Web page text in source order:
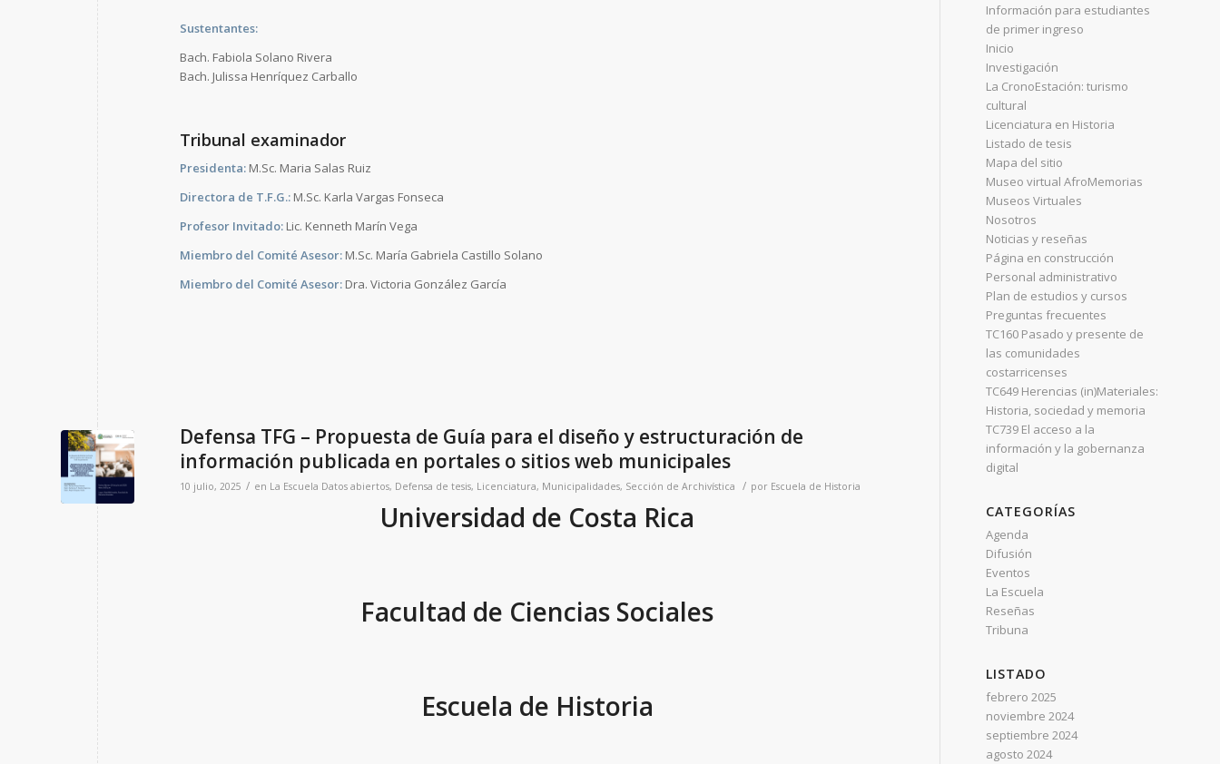
Sustentantes:
Bach. Fabiola Solano Rivera
Bach. Julissa Henríquez Carballo
Tribunal examinador
Presidenta: M.Sc. Maria Salas Ruiz
Directora de T.F.G.: M.Sc. Karla Vargas Fonseca
Profesor Invitado: Lic. Kenneth Marín Vega
Miembro del Comité Asesor: M.Sc. María Gabriela Castillo Solano
Miembro del Comité Asesor: Dra. Victoria González García
Defensa TFG – Propuesta de Guía para el diseño y estructuración de
información publicada en portales o sitios web municipales
10 julio, 2025 / en La Escuela Datos abiertos, Defensa de tesis, Licenciatura, Municipalidades, Sección de Archivística / por Escuela de Historia
Universidad de Costa Rica
Facultad de Ciencias Sociales
Escuela de Historia
Información para estudiantes
de primer ingreso
Inicio
Investigación
La CronoEstación: turismo
cultural
Licenciatura en Historia
Listado de tesis
Mapa del sitio
Museo virtual AfroMemorias
Museos Virtuales
Nosotros
Noticias y reseñas
Página en construcción
Personal administrativo
Plan de estudios y cursos
Preguntas frecuentes
TC160 Pasado y presente de
las comunidades
costarricenses
TC649 Herencias (in)Materiales:
Historia, sociedad y memoria
TC739 El acceso a la
información y la gobernanza
digital
CATEGORÍAS
Agenda
Difusión
Eventos
La Escuela
Reseñas
Tribuna
LISTADO
febrero 2025
noviembre 2024
septiembre 2024
agosto 2024